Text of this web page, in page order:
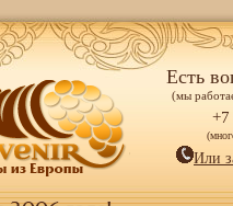
Есть
(мы
+7
Или